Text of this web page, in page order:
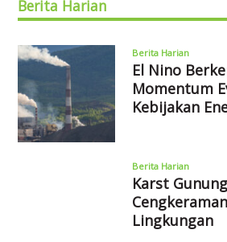
Berita Harian
Berita Harian
El Nino
Momentum
Kebijakan
Berita Harian
Karst
Lingkungan